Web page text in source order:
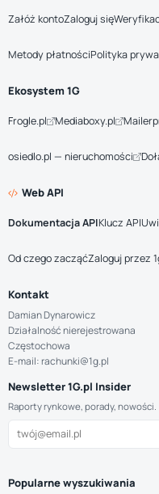
Załóż kontoZaloguj się
Metody płatnościPolityka
Ekosystem 1G
Frogle.pl Mediaboxy.pl
osiedlo.pl — nieruchomości
Web API
Dokumentacja APIKlucz API
Od czego zacząćZaloguj przez
Kontakt
Damian Dynarowicz
Działalność nierejestrowana
Częstochowa
E-mail: rachunki@1g.pl
Newsletter 1G.pl Insider
Raporty rynkowe, porady, nowości.
Popularne wyszukiwania